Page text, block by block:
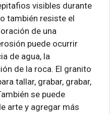
visibles durante
también resiste el
de una
puede ocurrir
de agua, la
de la roca. El granito
tallar, grabar, grabar,
se puede
arte y agregar más